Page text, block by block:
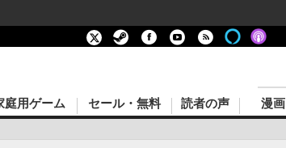
庭用ゲーム セール・無料 読者の声 漫画